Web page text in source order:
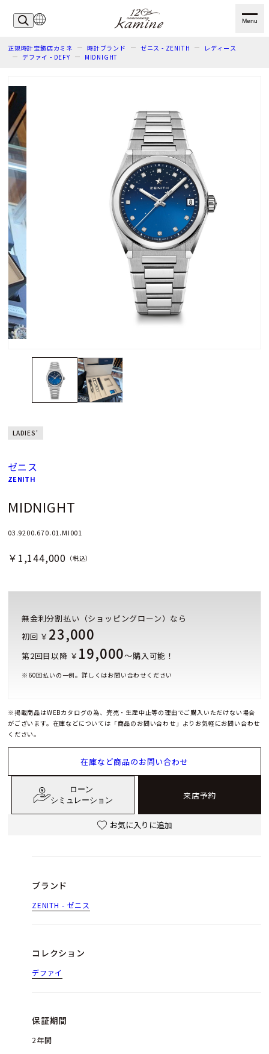
Menu
正規時計宝飾店カミネ 時計ブランド ゼニス - ZENITH
レディース
デファイ - DEFY
MIDNIGHT
LADIES'
ゼニス
ZENITH
MIDNIGHT
03.9200.670.01.MI001
￥1,144,000 （税込）
無金利分割払い（ショッピングローン）なら
初回 ￥ 23,000
第2回目以降 ￥ 19,000～購入可能！
※ 60回払いの一例。詳しくはお問い合わせください
※掲載商品はWEBカタログの為、完売・生産中止等の理由でご購入いただけない場合
がございます。在庫などについては「商品のお問い合わせ」よりお気軽にお問い合わせ
ください。
在庫など商品のお問い合わせ
ローン
シミュレーション
来店予約
お気に入りに追加
ブランド
ZENITH - ゼニス
コレクション
デファイ
保証期間
2年間